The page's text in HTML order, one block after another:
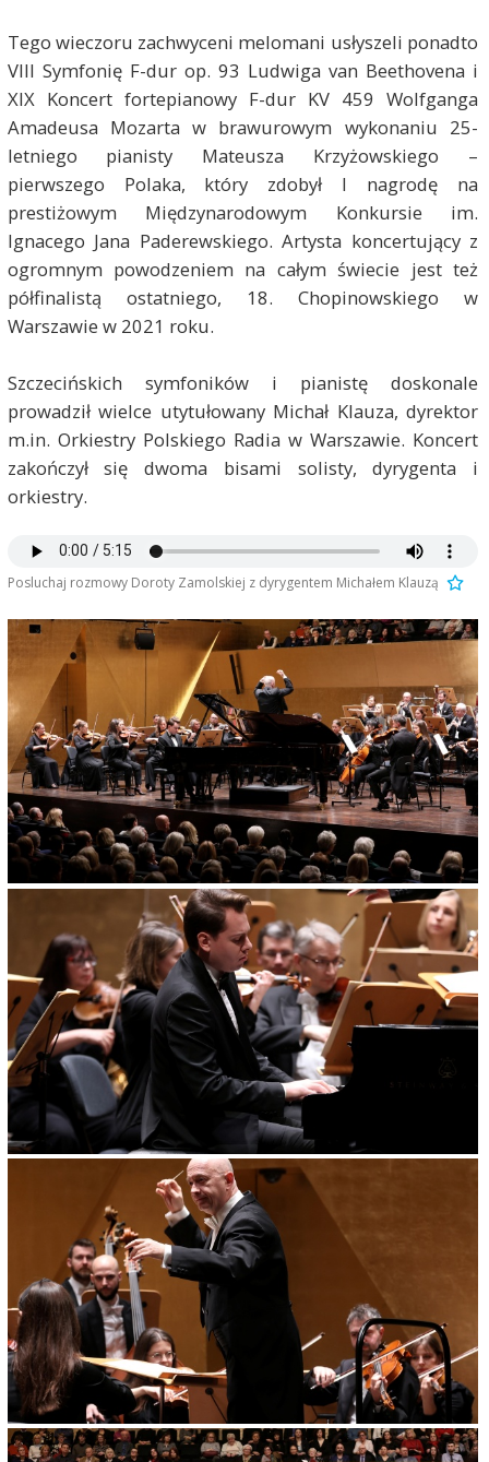
Tego wieczoru zachwyceni melomani usłyszeli ponadto
VIII Symfonię F-dur op. 93 Ludwiga van Beethovena i
XIX Koncert fortepianowy F-dur KV 459 Wolfganga
Amadeusa Mozarta w brawurowym wykonaniu 25-
letniego pianisty Mateusza Krzyżowskiego –
pierwszego Polaka, który zdobył I nagrodę na
prestiżowym Międzynarodowym Konkursie im.
Ignacego Jana Paderewskiego. Artysta koncertujący z
ogromnym powodzeniem na całym świecie jest też
półfinalistą ostatniego, 18. Chopinowskiego w
Warszawie w 2021 roku.
Szczecińskich symfoników i pianistę doskonale
prowadził wielce utytułowany Michał Klauza, dyrektor
m.in. Orkiestry Polskiego Radia w Warszawie. Koncert
zakończył się dwoma bisami solisty, dyrygenta i
orkiestry.
Posluchaj rozmowy Doroty Zamolskiej z dyrygentem Michałem Klauzą